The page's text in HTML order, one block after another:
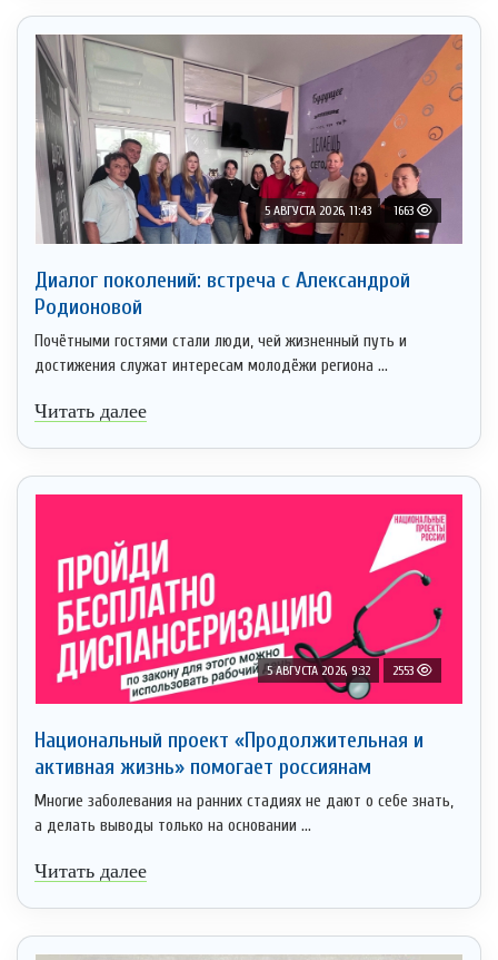
5 АВГУСТА 2026, 11:43 1663
Диалог поколений: встреча с Александрой
Родионовой
Почётными гостями стали люди, чей жизненный путь и
достижения служат интересам молодёжи региона ...
Читать далее
5 АВГУСТА 2026, 9:32 2553
Национальный проект «Продолжительная и
активная жизнь» помогает россиянам
Многие заболевания на ранних стадиях не дают о себе знать,
а делать выводы только на основании ...
Читать далее